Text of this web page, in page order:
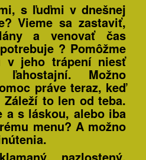
s ľuďmi v dnešnej
Vieme sa zastaviť,
a venovať čas
? Pomôžme
v jeho trápení niesť
ľahostajní. Možno
práve teraz, keď
Záleží to len od teba.
a s láskou, alebo iba
menu? A možno